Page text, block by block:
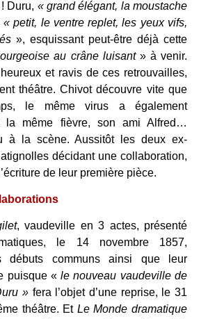
Duru, « grand élégant, la moustache
« petit, le ventre replet, les yeux vifs,
», esquissant peut-être déjà cette
au crâne luisant» à venir.
et ravis de ces retrouvailles,
théâtre. Chivot découvre vite que
le même virus a également
la même fièvre, son ami Alfred…
à la scène. Aussitôt les deux ex-
décidant une collaboration,
de leur première pièce.
, vaudeville en 3 actes, présenté
le 14 novembre 1857,
débuts communs ainsi que leur
puisque «le nouveau vaudeville de
» fera l’objet d’une reprise, le 31
théâtre. Et Le Monde dramatique